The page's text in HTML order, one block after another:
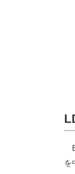
を